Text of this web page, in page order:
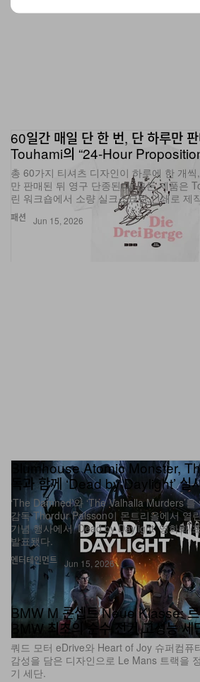
패션
Touhami의 “24-Hour Proposition
총 60가지 티셔츠 디자인이 하루에 한 개씩
만 판매된 뒤 영구 단종된다. 모든 제품은
린 워크숍에서 소량 실크스크린 인쇄로 제
Jun 15, 2026
엔터테인먼트
독과 함께 ‘Dead by Daylight’ 실
‘The Damned’와 ‘The Valhalla Murders’
감독 Thordur Palsson이 몬트리올에서 열
기념 행사에서 ‘Dead by Daylight’ 영화화
발표됐다.
Jun 15, 2026
BMW M 콘셉트 Neue Klasse: 르
BMW 최초의 순수 전기 고성능 세
쿼드 모터 eDrive와 Heart of Joy 슈퍼컴퓨
감성을 담은 디자인으로 Le Mans 트랙을
기 세단.
3 출처들